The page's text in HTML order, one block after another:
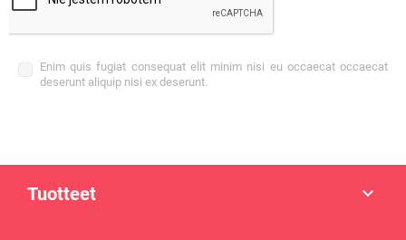
Enim quis fugiat consequat elit minim nisi eu occaecat occaecat
deserunt aliquip nisi ex deserunt.
Tuotteet 